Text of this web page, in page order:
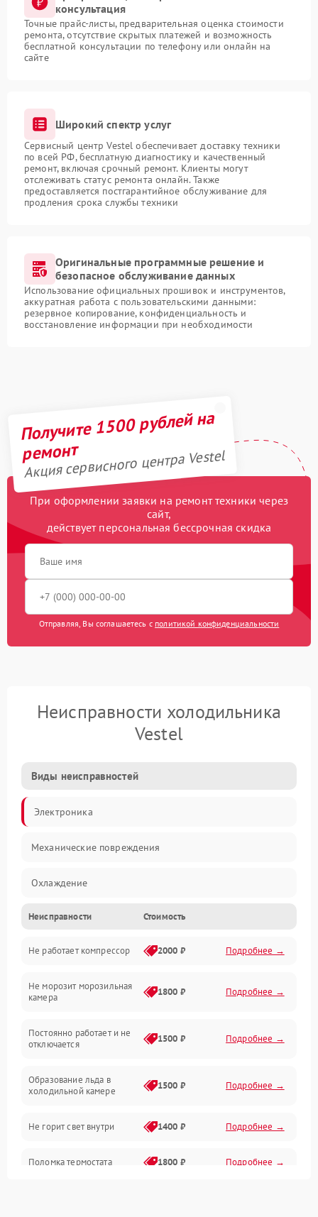
консультация
Точные прайс-листы, предварительная оценка стоимости
ремонта, отсутствие скрытых платежей и возможность
бесплатной консультации по телефону или онлайн на
сайте
Широкий спектр услуг
Сервисный центр Vestel обеспечивает доставку техники
по всей РФ, бесплатную диагностику и качественный
ремонт, включая срочный ремонт. Клиенты могут
отслеживать статус ремонта онлайн. Также
предоставляется постгарантийное обслуживание для
продления срока службы техники
Оригинальные программные решение и
безопасное обслуживание данных
Использование официальных прошивок и инструментов,
аккуратная работа с пользовательскими данными:
резервное копирование, конфиденциальность и
восстановление информации при необходимости
Получите 1500 рублей на
ремонт
Акция сервисного центра Vestel
При оформлении заявки на ремонт техники через
сайт,
действует персональная бессрочная скидка
Отправляя, Вы соглашаетесь с политикой конфиденциальности
Неисправности холодильника
Vestel
Виды неисправностей
Электроника
Механические повреждения
Охлаждение
Механика
Электропитание
Дренаж
Неисправности Стоимость
Не работает компрессор 2000 ₽ Подробнее →
Не морозит морозильная
камера
1800 ₽ Подробнее →
Постоянно работает и не
отключается
1500 ₽ Подробнее →
Образование льда в
холодильной камере
1500 ₽ Подробнее →
Не горит свет внутри 1400 ₽ Подробнее →
Поломка термостата 1800 ₽ Подробнее →